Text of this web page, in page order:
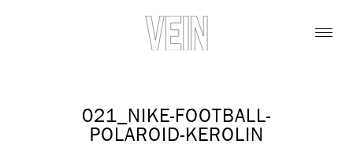
021_NIKE-FOOTBALL-
POLAROID-KEROLIN